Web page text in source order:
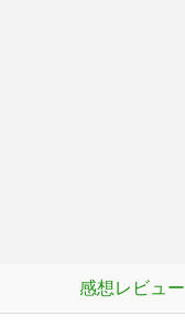
感想レビュー